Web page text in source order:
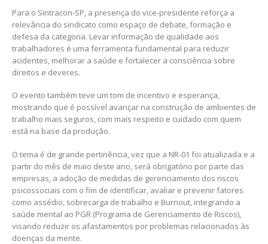
Para o Sintracon-SP, a presença do vice-presidente reforça a
relevância do sindicato como espaço de debate, formação e
defesa da categoria. Levar informação de qualidade aos
trabalhadores é uma ferramenta fundamental para reduzir
acidentes, melhorar a saúde e fortalecer a consciência sobre
direitos e deveres.
O evento também teve um tom de incentivo e esperança,
mostrando que é possível avançar na construção de ambientes de
trabalho mais seguros, com mais respeito e cuidado com quem
está na base da produção.
O tema é de grande pertinência, vez que a NR-01 foi atualizada e a
partir do mês de maio deste ano, será obrigatório por parte das
empresas, a adoção de medidas de gerenciamento dos riscos
psicossociais com o fim de identificar, avaliar e prevenir fatores
como assédio, sobrecarga de trabalho e Burnout, integrando a
saúde mental ao PGR (Programa de Gerenciamento de Riscos),
visando reduzir os afastamentos por problemas relacionados às
doenças da mente.